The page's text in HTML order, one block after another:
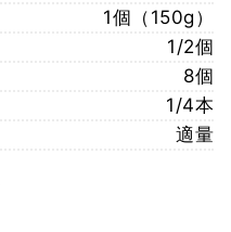
1個（150g）
1/2個
8個
1/4本
適量